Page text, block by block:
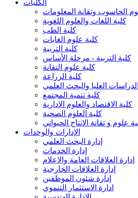
الكليات
الحاسوب وتقانة المعلومات
كلية اللغات والعلوم اللغوية
كلية الطب
كلية علوم الغابات
كلية التربية
كلية التربية - مرحلة الأساس
كلية علوم التقانة
كلية الزراعة
العليا والبحث العلمي
كلية تنمية المجتمع
كلية الاقتصاد والعلوم الإدارية
كلية العلوم الصحية
علوم و تقانة الانتاج الحيواني
الإدارات والوحدات
إدارة البحث العلمي
إدارة الخدمات
إدارة العلاقات العامة والإعلام
إدارة العلاقات الخارجية
إدارة شئون الموظفين
ادارة الاستثمار التنموي